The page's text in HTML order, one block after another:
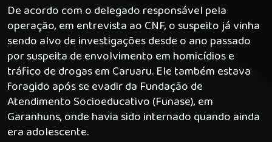
De acordo com o delegado responsável pela
operação, em entrevista ao CNF, o suspeito já vinha
sendo alvo de investigações desde o ano passado
por suspeita de envolvimento em homicídios e
tráfico de drogas em Caruaru. Ele também estava
foragido após se evadir da Fundação de
Atendimento Socioeducativo (Funase), em
Garanhuns, onde havia sido internado quando ainda
era adolescente.